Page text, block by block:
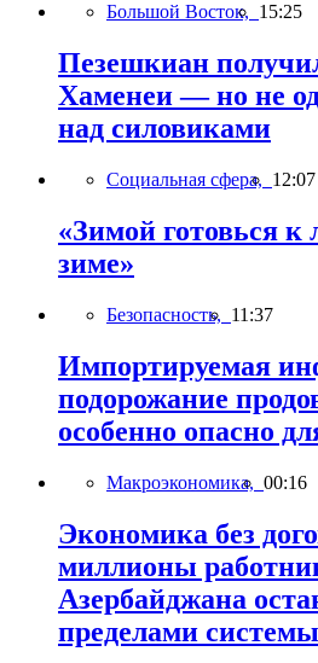
Большой Восток, 15:25
Пезешкиан
Хаменеи — но не
над силовиками
Социальная сфера, 12:07
«Зимой готовься к
зиме»
Безопасность, 11:37
Импортируемая
подорожание
особенно опасно
Макроэкономика, 00:16
Экономика без
миллионы
Азербайджана
пределами